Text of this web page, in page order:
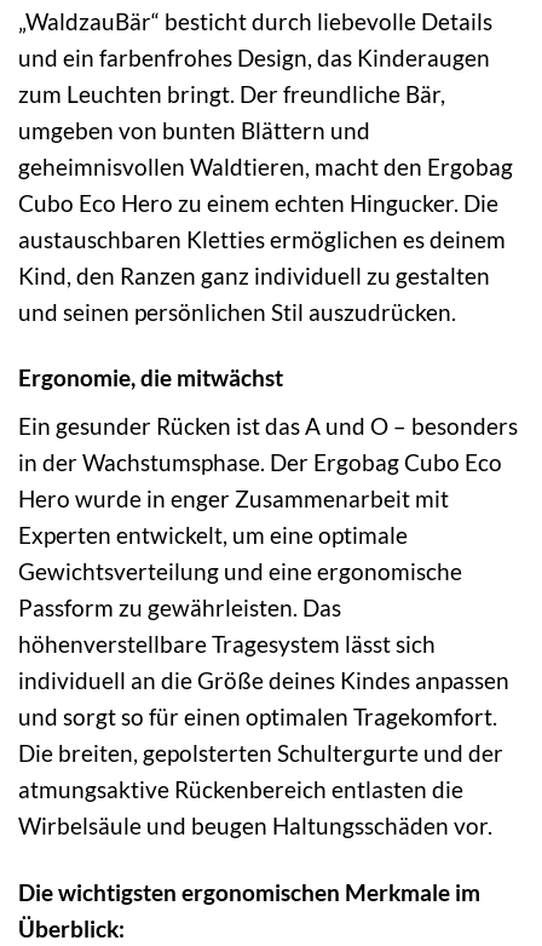
„WaldzauBär“ besticht durch liebevolle Details
und ein farbenfrohes Design, das Kinderaugen
zum Leuchten bringt. Der freundliche Bär,
umgeben von bunten Blättern und
geheimnisvollen Waldtieren, macht den Ergobag
Cubo Eco Hero zu einem echten Hingucker. Die
austauschbaren Kletties ermöglichen es deinem
Kind, den Ranzen ganz individuell zu gestalten
und seinen persönlichen Stil auszudrücken.
Ergonomie, die mitwächst
Ein gesunder Rücken ist das A und O – besonders
in der Wachstumsphase. Der Ergobag Cubo Eco
Hero wurde in enger Zusammenarbeit mit
Experten entwickelt, um eine optimale
Gewichtsverteilung und eine ergonomische
Passform zu gewährleisten. Das
höhenverstellbare Tragesystem lässt sich
individuell an die Größe deines Kindes anpassen
und sorgt so für einen optimalen Tragekomfort.
Die breiten, gepolsterten Schultergurte und der
atmungsaktive Rückenbereich entlasten die
Wirbelsäule und beugen Haltungsschäden vor.
Die wichtigsten ergonomischen Merkmale im
Überblick: